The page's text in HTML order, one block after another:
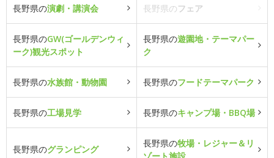
長野県の演劇・講演会 長野県のフェア
長野県のGW(ゴールデンウィ
ーク)観光スポット
長野県の遊園地・テーマパー
ク
長野県の水族館・動物園 長野県のフードテーマパーク
長野県の工場見学 長野県のキャンプ場・BBQ場
長野県のグランピング
長野県の牧場・レジャー＆リ
ゾート施設